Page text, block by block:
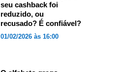
seu cashback foi
reduzido, ou
recusado? É confiável?
01/02/2026 às 16:00